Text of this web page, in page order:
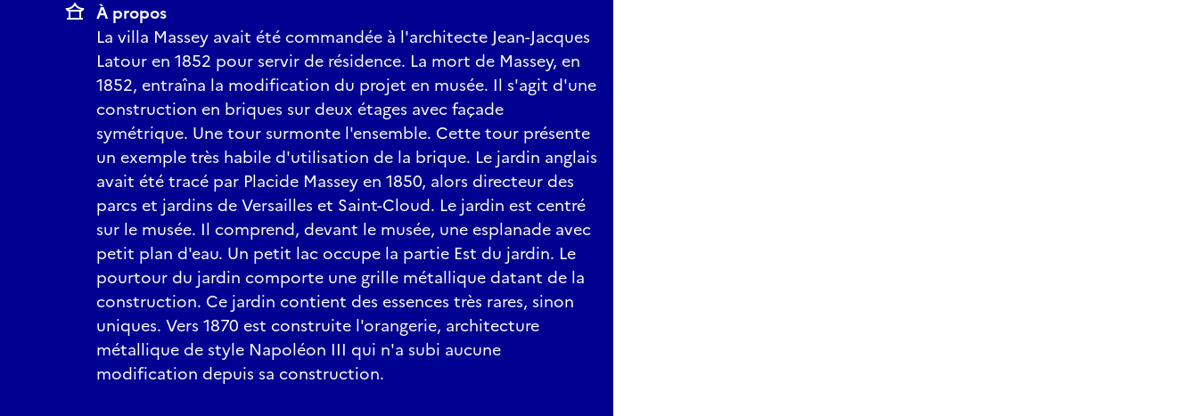
À propos
La villa Massey avait été commandée à l'architecte Jean-Jacques
Latour en 1852 pour servir de résidence. La mort de Massey, en
1852, entraîna la modification du projet en musée. Il s'agit d'une
construction en briques sur deux étages avec façade
symétrique. Une tour surmonte l'ensemble. Cette tour présente
un exemple très habile d'utilisation de la brique. Le jardin anglais
avait été tracé par Placide Massey en 1850, alors directeur des
parcs et jardins de Versailles et Saint-Cloud. Le jardin est centré
sur le musée. Il comprend, devant le musée, une esplanade avec
petit plan d'eau. Un petit lac occupe la partie Est du jardin. Le
pourtour du jardin comporte une grille métallique datant de la
construction. Ce jardin contient des essences très rares, sinon
uniques. Vers 1870 est construite l'orangerie, architecture
métallique de style Napoléon III qui n'a subi aucune
modification depuis sa construction.